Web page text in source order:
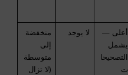
أعلى —
يشمل
التصحيحا
ت
لا يوجد
منخفضة
إلى
متوسطة
(لا تزال